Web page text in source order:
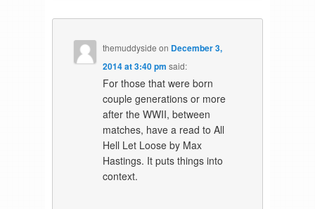
themuddyside on December 3,
2014 at 3:40 pm said:
For those that were born
couple generations or more
after the WWII, between
matches, have a read to All
Hell Let Loose by Max
Hastings. It puts things into
context.